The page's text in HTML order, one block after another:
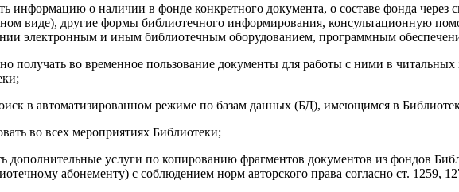
информацию о наличии в фонде конкретного документа, о составе фонда через
виде), другие формы библиотечного информирования, консультационную
электронным и иным библиотечным оборудованием, программным
получать во временное пользование документы для работы с ними в читальных
в автоматизированном режиме по базам данных (БД), имеющимся в
во всех мероприятиях Библиотеки;
дополнительные услуги по копированию фрагментов документов из фондов
абонементу) с соблюдением норм авторского права согласно ст. 1259,